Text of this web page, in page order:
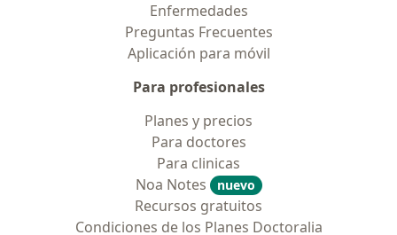
Enfermedades
Preguntas Frecuentes
Aplicación para móvil
Para profesionales
Planes y precios
Para doctores
Para clinicas
Noa Notes
nuevo
Recursos gratuitos
Condiciones de los Planes Doctoralia